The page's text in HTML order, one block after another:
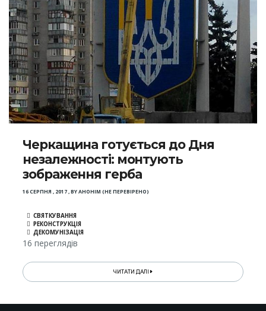
Черкащина готується до Дня
незалежності: монтують
зображення герба
16 СЕРПНЯ , 2017,BYАНОНІМ (НЕ ПЕРЕВІРЕНО)
СВЯТКУВАННЯ
РЕКОНСТРУКЦІЯ
ДЕКОМУНІЗАЦІЯ
16 переглядів
ЧИТАТИ ДАЛІ